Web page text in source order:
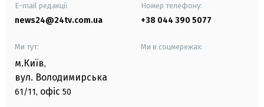
E-mail редакції
news24@24tv.com.ua
Номер телефону:
+38 044 390 5077
Ми тут:
м.Київ,
вул. Володимирська
61/11, офіс 50
Ми в соцмережах: